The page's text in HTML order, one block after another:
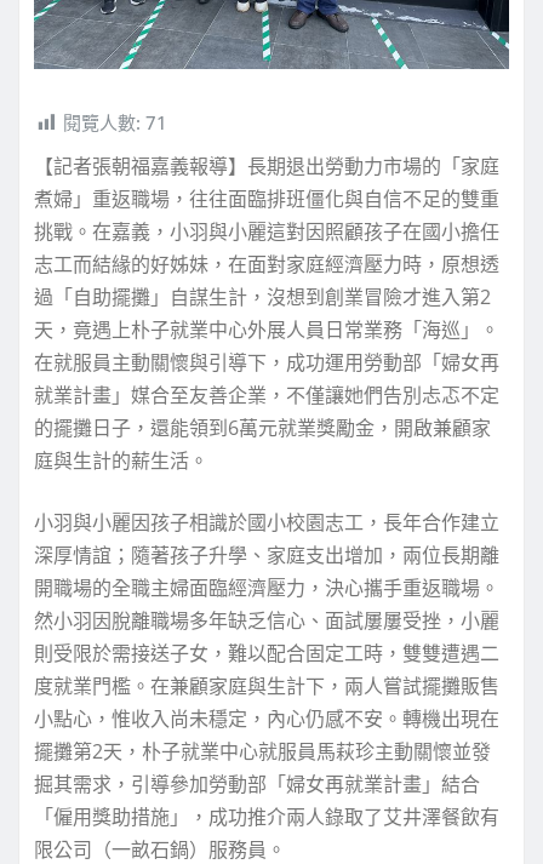
閱覽人數: 71
【記者張朝福嘉義報導】長期退出勞動力市場的「家庭
煮婦」重返職場，往往面臨排班僵化與自信不足的雙重
挑戰。在嘉義，小羽與小麗這對因照顧孩子在國小擔任
志工而結緣的好姊妹，在面對家庭經濟壓力時，原想透
過「自助擺攤」自謀生計，沒想到創業冒險才進入第2
天，竟遇上朴子就業中心外展人員日常業務「海巡」。
在就服員主動關懷與引導下，成功運用勞動部「婦女再
就業計畫」媒合至友善企業，不僅讓她們告別忐忑不定
的擺攤日子，還能領到6萬元就業獎勵金，開啟兼顧家
庭與生計的薪生活。
小羽與小麗因孩子相識於國小校園志工，長年合作建立
深厚情誼；隨著孩子升學、家庭支出增加，兩位長期離
開職場的全職主婦面臨經濟壓力，決心攜手重返職場。
然小羽因脫離職場多年缺乏信心、面試屢屢受挫，小麗
則受限於需接送子女，難以配合固定工時，雙雙遭遇二
度就業門檻。在兼顧家庭與生計下，兩人嘗試擺攤販售
小點心，惟收入尚未穩定，內心仍感不安。轉機出現在
擺攤第2天，朴子就業中心就服員馬萩珍主動關懷並發
掘其需求，引導參加勞動部「婦女再就業計畫」結合
「僱用獎助措施」，成功推介兩人錄取了艾井澤餐飲有
限公司（一畝石鍋）服務員。